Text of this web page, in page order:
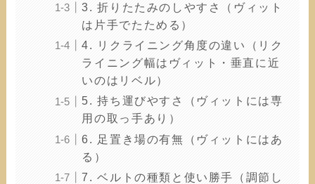
3. 折りたたみのしやすさ（ヴィット
は片手でたためる）
4. リクライニング角度の違い（リク
ライニング幅はヴィット・垂直に近
いのはリベル）
5. 持ち運びやすさ（ヴィットには専
用の取っ手あり）
6. 足置き場の有無（ヴィットにはあ
る）
7. ベルトの種類と使い勝手（調節し